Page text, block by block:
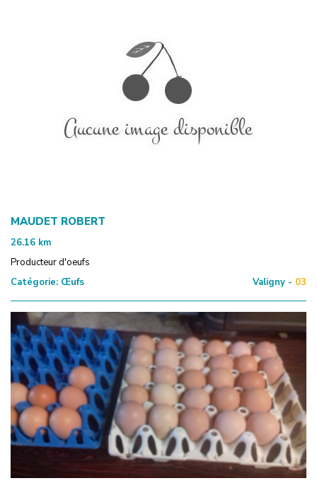
MAUDET ROBERT
26.16 km
Producteur d'oeufs
Catégorie: Œufs Valigny - 03